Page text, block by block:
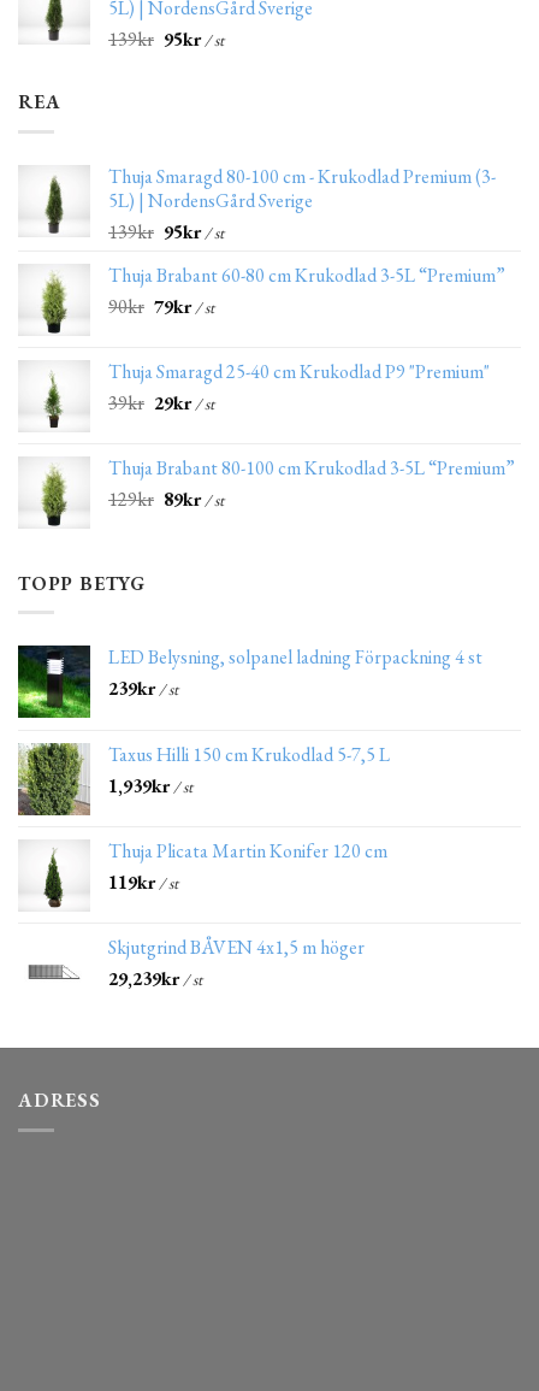
5L) | NordensGård Sverige
139kr 95kr/ st
REA
Thuja Smaragd 80-100 cm - Krukodlad Premium (3-
5L) | NordensGård Sverige
139kr 95kr/ st
Thuja Brabant 60-80 cm Krukodlad 3-5L “Premium”
90kr 79kr/ st
Thuja Smaragd 25-40 cm Krukodlad P9 "Premium"
39kr 29kr/ st
Thuja Brabant 80-100 cm Krukodlad 3-5L “Premium”
129kr 89kr/ st
TOPP BETYG
LED Belysning, solpanel ladning Förpackning 4 st
239kr/ st
Taxus Hilli 150 cm Krukodlad 5-7,5 L
1,939kr/ st
Thuja Plicata Martin Konifer 120 cm
119kr/ st
Skjutgrind BÅVEN 4x1,5 m höger
29,239kr/ st
ADRESS